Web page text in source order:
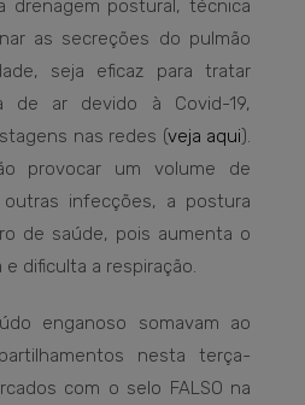
drenagem postural, técnica
as secreções do pulmão
seja eficaz para tratar
de ar devido à Covid-19,
nas redes (veja aqui).
provocar um volume de
infecções, a postura
de saúde, pois aumenta o
dificulta a respiração.
enganoso somavam ao
nesta terça-
com o selo FALSO na